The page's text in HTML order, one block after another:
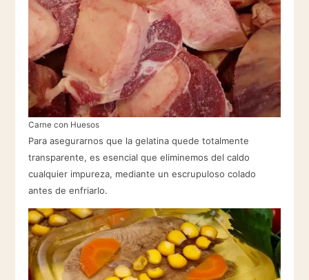
Carne con Huesos
Para asegurarnos que la gelatina quede totalmente
transparente, es esencial que eliminemos del caldo
cualquier impureza, mediante un escrupuloso colado
antes de enfriarlo.